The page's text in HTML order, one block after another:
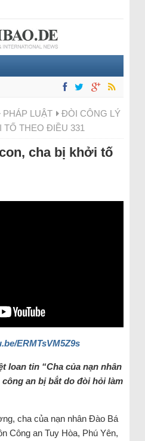
PHÁP LUẬT
ĐÒI CÔNG LÝ
TỐ THEO ĐIỀU 331
cha bị khởi tố
ERMTsVM5Z9s
loan tin “Cha của nạn nhân
an bị bắt do đòi hỏi làm
cha của nạn nhân Đào Bá
Công an Tuy Hòa, Phú Yên,